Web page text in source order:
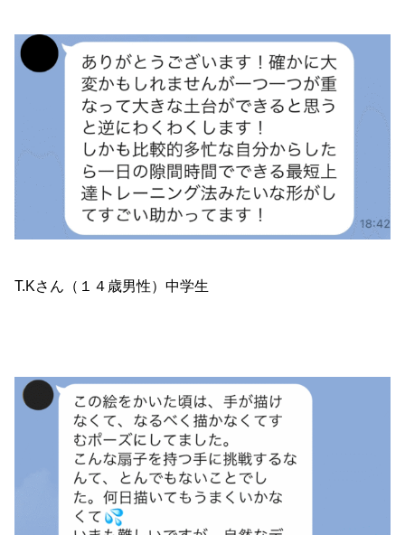
T.Kさん（１４歳男性）中学生